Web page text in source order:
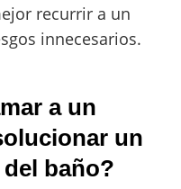
recurrir a un
innecesarios.
a un
un
baño?